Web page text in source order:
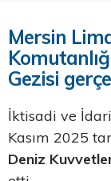
Mersin
Gezisi
İktisadi ve
Kasım 2025
Deniz